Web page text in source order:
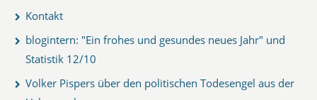
Kontakt
blogintern: "Ein frohes und gesundes neues Jahr" und
Statistik 12/10
Volker Pispers über den politischen Todesengel aus der